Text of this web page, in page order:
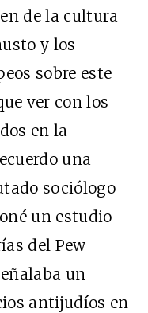
de la cultura
y los
sobre este
ver con los
en la
una
sociólogo
un estudio
del Pew
un
antijudíos en